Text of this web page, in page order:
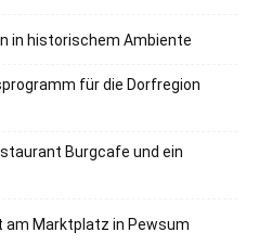
in historischem Ambiente
für die Dorfregion
Burgcafe und ein
am Marktplatz in Pewsum